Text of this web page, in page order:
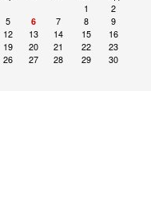
1
2
5 6 7 8
9
12 13 14 15
16
19 20 21 22
23
26 27 28 29
30